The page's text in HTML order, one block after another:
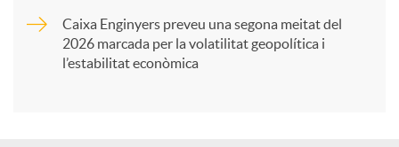
Caixa Enginyers preveu una segona meitat del
2026 marcada per la volatilitat geopolítica i
l’estabilitat econòmica